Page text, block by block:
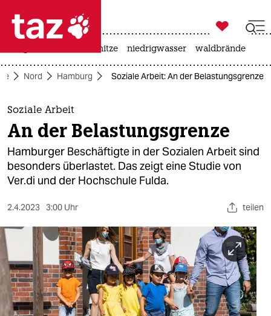
 taz zahl ich
taz zahl ich
themen
politik
öko
sport
berlin
nord

taz zahl ich
hitze niedrigwasser waldbrände
Nord Hamburg Soziale Arbeit: An der Belastungsgrenze
Soziale Arbeit
An der Belastungsgrenze
Hamburger Beschäftigte in der Sozialen Arbeit sind
besonders überlastet. Das zeigt eine Studie von
Ver.di und der Hochschule Fulda.
2.4.2023 3:00 Uhr teilen